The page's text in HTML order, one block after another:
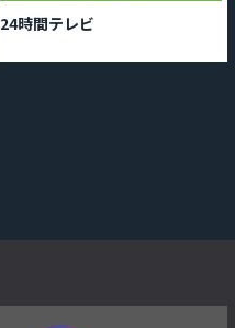
24時間テレビ